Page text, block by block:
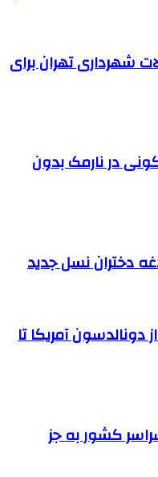
شهرداری تهران برای
در نارمک بدون
دختران نسل جدید
دونالدسون آمریکا تا
۳۰ تیر در سراسر کشور به جز